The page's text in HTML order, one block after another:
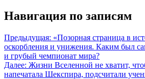
Навигация по записям
Предыдущая: «Позорная страница в
оскорбления и унижения. Каким был
и грубый чемпионат мира?
Далее: Жизни Вселенной не хватит,
напечатала Шекспира, подсчитали